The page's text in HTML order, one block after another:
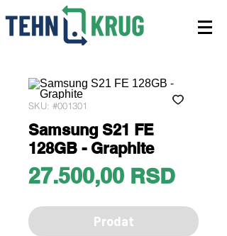
SKU: #001301
Samsung S21 FE
128GB - Graphite
27.500,00 RSDPrice
Prodat